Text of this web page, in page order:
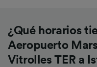
¿Qué horarios
Aeropuerto
Vitrolles TER a